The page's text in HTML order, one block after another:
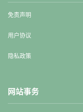
免责声明
用户协议
隐私政策
网站事务